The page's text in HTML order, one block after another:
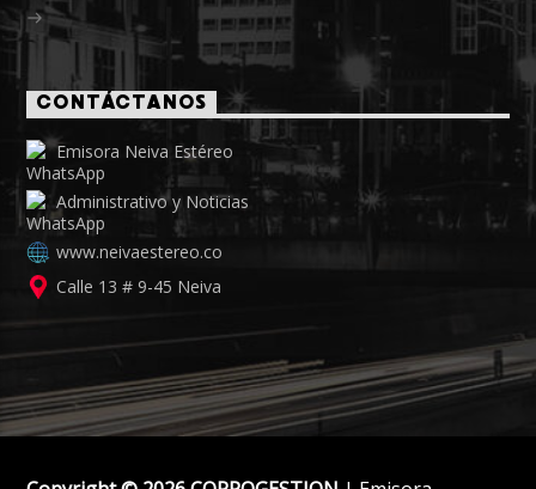
CONTÁCTANOS
Emisora Neiva Estéreo
Administrativo y Noticias
www.neivaestereo.co
Calle 13 # 9-45 Neiva